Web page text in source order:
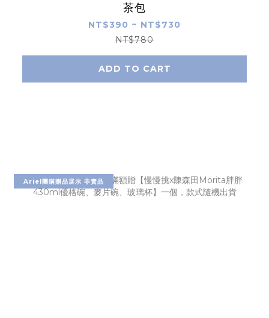
茶包
NT$390 ~ NT$730
NT$780
ADD TO CART
Ariel團購贈品展示 非賣品